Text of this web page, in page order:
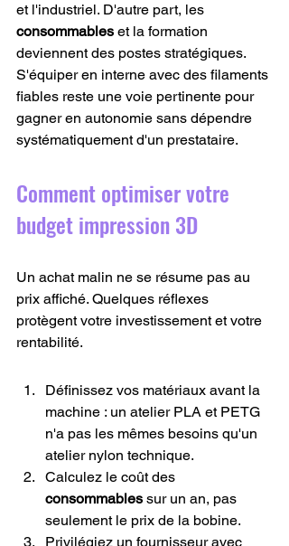
et l'industriel. D'autre part, les
consommables et la formation
deviennent des postes stratégiques.
S'équiper en interne avec des filaments
fiables reste une voie pertinente pour
gagner en autonomie sans dépendre
systématiquement d'un prestataire.
Comment optimiser votre
budget impression 3D
Un achat malin ne se résume pas au
prix affiché. Quelques réflexes
protègent votre investissement et votre
rentabilité.
Définissez vos matériaux avant la
machine : un atelier PLA et PETG
n'a pas les mêmes besoins qu'un
atelier nylon technique.
Calculez le coût des
consommables sur un an, pas
seulement le prix de la bobine.
Privilégiez un fournisseur avec